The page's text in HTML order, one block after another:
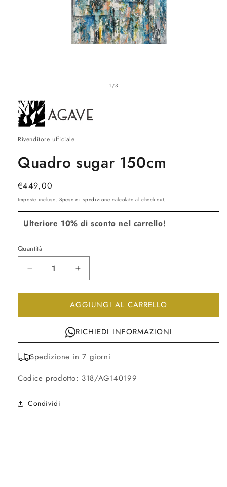
1
in
finestra
modale
1 /su
3
Rivenditore ufficiale
Quadro sugar 150cm
Prezzo
di
listino
€449,00
Imposte incluse. Spese di spedizione calcolate al check-out.
Ulteriore 10% di sconto nel carrello!
Quantità
Diminuisci
quantità
per
sugar
150cm
Aumenta
quantità
per
Quadro
sugar
150cm
AGGIUNGI AL CARRELLO
RICHIEDI INFORMAZIONI
Spedizione in 7 giorni
Codice prodotto: 318/AG140199
Condividi